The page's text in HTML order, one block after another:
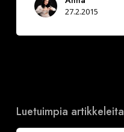
27.2.2015
Luetuimpia artikkeleita